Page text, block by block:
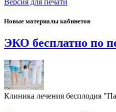
Новые материалы кабинетов
ЭКО бесплатно по
Клиника лечения бесплодия